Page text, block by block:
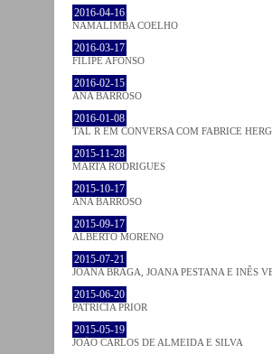
2016-04-16
NAMALIMBA COELHO
2016-03-17
FILIPE AFONSO
2016-02-15
ANA BARROSO
2016-01-08
TAL R EM CONVERSA COM FABRICE
2015-11-28
MARTA RODRIGUES
2015-10-17
ANA BARROSO
2015-09-17
ALBERTO MORENO
2015-07-21
JOANA BRAGA, JOANA PESTANA E INÊS
2015-06-20
PATRÍCIA PRIOR
2015-05-19
JOÃO CARLOS DE ALMEIDA E SILVA